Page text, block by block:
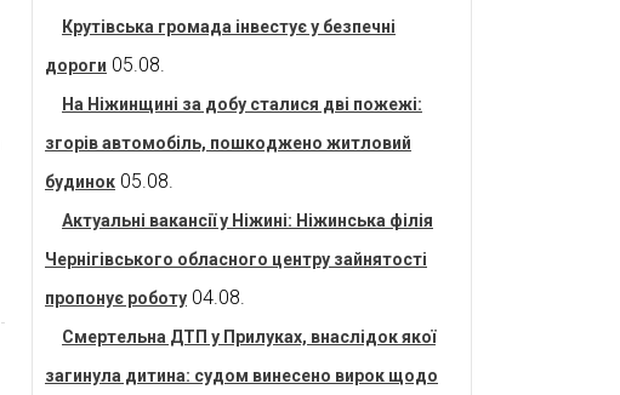
Крутівська громада інвестує у безпечні
дороги 05.08.
На Ніжинщині за добу сталися дві пожежі:
згорів автомобіль, пошкоджено житловий
будинок 05.08.
Актуальні вакансії у Ніжині: Ніжинська філія
Чернігівського обласного центру зайнятості
пропонує роботу 04.08.
Смертельна ДТП у Прилуках, внаслідок якої
загинула дитина: судом винесено вирок щодо